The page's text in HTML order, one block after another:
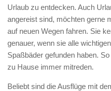
Urlaub zu entdecken. Auch
angereist sind, möchten gerne
auf neuen Wegen fahren. Sie
genauer, wenn sie alle
Spaßbäder gefunden haben.
zu Hause immer mitreden.
Beliebt sind die Ausflüge mit